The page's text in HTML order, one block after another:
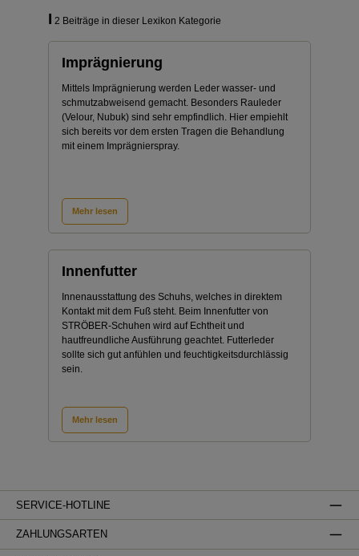
I 2 Beiträge in dieser Lexikon Kategorie
Imprägnierung
Mittels Imprägnierung werden Leder wasser- und
schmutzabweisend gemacht. Besonders Rauleder
(Velour, Nubuk) sind sehr empfindlich. Hier empiehlt
sich bereits vor dem ersten Tragen die Behandlung
mit einem Imprägnierspray.
Mehr lesen
Innenfutter
Innenausstattung des Schuhs, welches in direktem
Kontakt mit dem Fuß steht. Beim Innenfutter von
STRÖBER-Schuhen wird auf Echtheit und
hautfreundliche Ausführung geachtet. Futterleder
sollte sich gut anfühlen und feuchtigkeitsdurchlässig
sein.
Mehr lesen
SERVICE-HOTLINE
ZAHLUNGSARTEN